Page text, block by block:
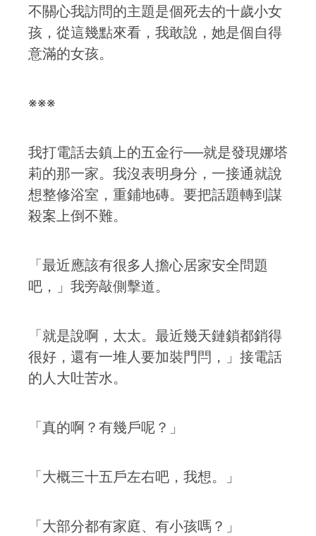
不關心我訪問的主題是個死去的十歲小女
孩，從這幾點來看，我敢說，她是個自得
意滿的女孩。
※※※
我打電話去鎮上的五金行──就是發現娜塔
莉的那一家。我沒表明身分，一接通就說
想整修浴室，重鋪地磚。要把話題轉到謀
殺案上倒不難。
「最近應該有很多人擔心居家安全問題
吧，」我旁敲側擊道。
「就是說啊，太太。最近幾天鏈鎖都銷得
很好，還有一堆人要加裝門閂，」接電話
的人大吐苦水。
「真的啊？有幾戶呢？」
「大概三十五戶左右吧，我想。」
「大部分都有家庭、有小孩嗎？」